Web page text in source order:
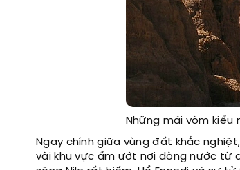
Những mái vòm kiểu
Ngay chính giữa vùng đất khắc
vài khu vực ẩm ướt nơi dòng nước từ